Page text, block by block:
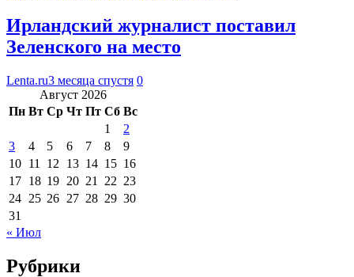
Ирландский журналист поставил
Зеленского на место
Lenta.ru3 месяца спустя 0
Август 2026
Пн Вт Ср Чт Пт Сб Вс
1
2
3
4 5 6 7 8
9
10 11 12 13 14 15 16
17 18 19 20 21 22 23
24 25 26 27 28 29 30
31
« Июл
Рубрики